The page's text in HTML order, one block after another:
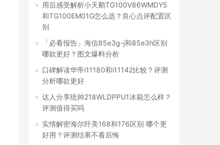
用后感受解析小天鹅TG100V86WMDY5
和TG100EM01G怎么选？良心点评配置区
别
「必看报告」海信85e3g-j和85e3h区别
哪款更好？图文爆料分析
口碑解读华帝i11180和i11142比较？评测
分析哪款更好
达人分享统帅218WLDPPU1冰箱怎么样？
评测值得买吗
实情解密海尔纤美168和176区别 哪个更
好用？评测结果不看后悔